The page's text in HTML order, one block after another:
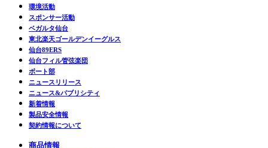
環境活動
スポンサー活動
ベガルタ仙台
東北楽天ゴールデンイーグルス
仙台89ERS
仙台フィル管弦楽団
ボート部
ニュースリリース
ニュース&パブリシティ
新着情報
製品安全情報
契約情報について
商品情報